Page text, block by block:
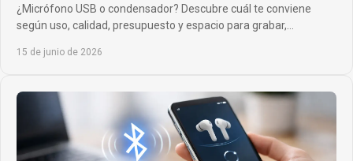
¿Micrófono USB o condensador? Descubre cuál te conviene
según uso, calidad, presupuesto y espacio para grabar,
15 de junio de 2026